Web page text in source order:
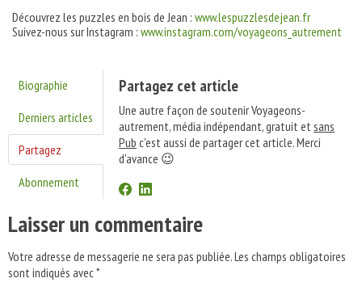
Découvrez les puzzles en bois de Jean : www.lespuzzlesdejean.fr
Suivez-nous sur Instagram : www.instagram.com/voyageons_autrement
Biographie
Derniers articles
Partagez
Abonnement
Partagez cet article
Une autre façon de soutenir Voyageons-
autrement, média indépendant, gratuit etsans
Pub c'est aussi de partager cet article. Merci
d'avance 😉
Laisser un commentaire
Votre adresse de messagerie ne sera pas publiée.Les champs obligatoires
sont indiqués avec*